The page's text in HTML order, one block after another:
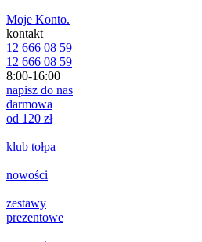
Moje Konto.
kontakt
12 666 08 59
12 666 08 59
8:00-16:00
napisz do nas
darmowa
od 120 zł
klub tołpa
nowości
zestawy
prezentowe